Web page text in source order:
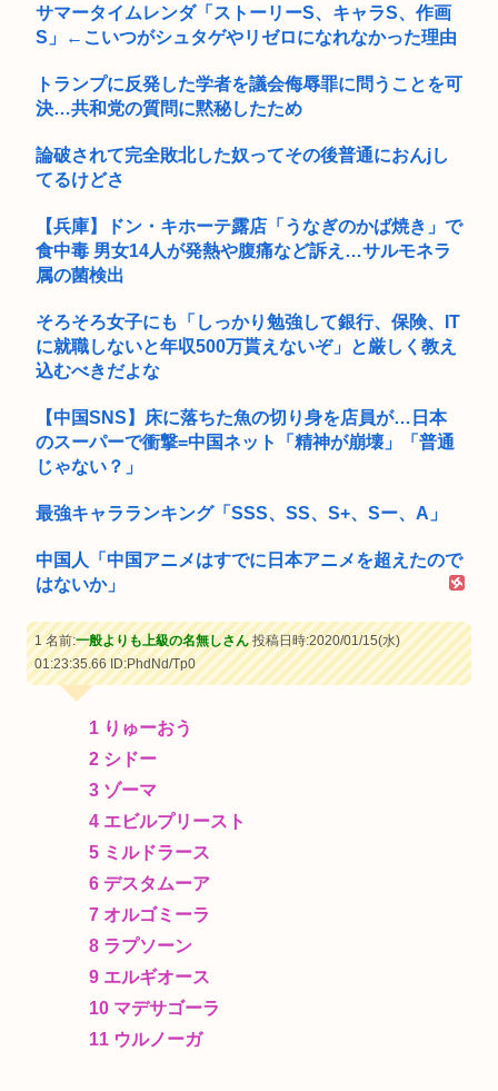
サマータイムレンダ「ストーリーS、キャラS、作画
S」←こいつがシュタゲやリゼロになれなかった理由
トランプに反発した学者を議会侮辱罪に問うことを可
決…共和党の質問に黙秘したため
論破されて完全敗北した奴ってその後普通におんjし
てるけどさ
【兵庫】ドン・キホーテ露店「うなぎのかば焼き」で
食中毒 男女14人が発熱や腹痛など訴え…サルモネラ
属の菌検出
そろそろ女子にも「しっかり勉強して銀行、保険、IT
に就職しないと年収500万貰えないぞ」と厳しく教え
込むべきだよな
【中国SNS】床に落ちた魚の切り身を店員が…日本
のスーパーで衝撃=中国ネット「精神が崩壊」「普通
じゃない？」
最強キャラランキング「SSS、SS、S+、Sー、A」
中国人「中国アニメはすでに日本アニメを超えたので
はないか」
1 名前:一般よりも上級の名無しさん投稿日時:2020/01/15(水)
01:23:35.66ID:PhdNd/Tp0
1 りゅーおう
2 シドー
3 ゾーマ
4 エビルプリースト
5 ミルドラース
6 デスタムーア
7 オルゴミーラ
8 ラプソーン
9 エルギオース
10 マデサゴーラ
11 ウルノーガ